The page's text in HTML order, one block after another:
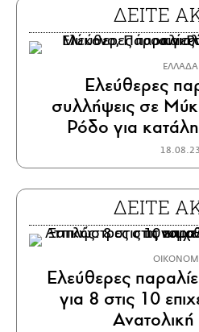
ΔΕΙΤΕ
ΕΛΛΑΔΑ
Ελεύθερες
συλλήψεις σε
Ρόδο για
18.08.23
ΔΕΙΤΕ
Ελεύθερες
για 8 στις 10
Ανατολική